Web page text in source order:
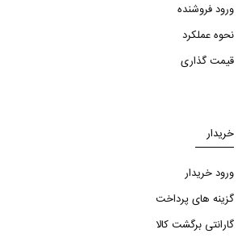
ورود فروشنده
نحوه عملکرد
قیمت گذاری
خریدار
ورود خریدار
گزینه های پرداخت
گارانتی برگشت کالا